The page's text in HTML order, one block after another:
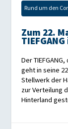
Rund um den
Zum 22.
Der
geht in seine
Stellwerk der
zur Verteilung
Hinterland